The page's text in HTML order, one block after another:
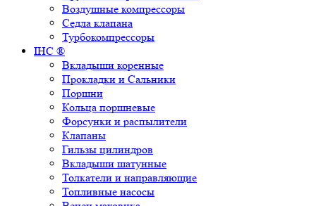
Воздушные компрессоры
Седла клапана
Турбокомпрессоры
IHC ®
Вкладыши коренные
Прокладки и Сальники
Поршни
Кольца поршневые
Форсунки и распылители
Клапаны
Гильзы цилиндров
Вкладыши шатунные
Толкатели и направляющие
Топливные насосы